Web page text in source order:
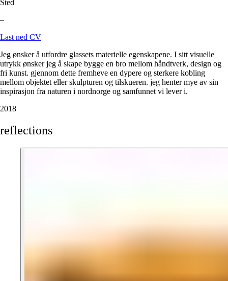
Sted
–
Last ned CV
Jeg ønsker å utfordre glassets materielle egenskapene. I sitt visuelle
utrykk ønsker jeg å skape bygge en bro mellom håndtverk, design og
fri kunst. gjennom dette fremheve en dypere og sterkere kobling
mellom objektet eller skulpturen og tilskueren. jeg henter mye av sin
inspirasjon fra naturen i nordnorge og samfunnet vi lever i.
2018
reflections